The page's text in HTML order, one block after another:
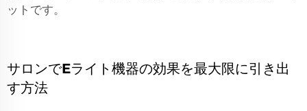
ットです。
サロンでEライト機器の効果を最大限に引き出
す方法